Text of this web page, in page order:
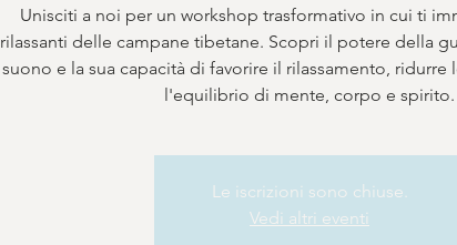
Unisciti a noi per un workshop trasformativo in cui ti
rilassanti delle campane tibetane. Scopri il potere della
suono e la sua capacità di favorire il rilassamento, ridurre
l'equilibrio di mente, corpo e spirito.
Le iscrizioni sono chiuse.
Vedi altri eventi